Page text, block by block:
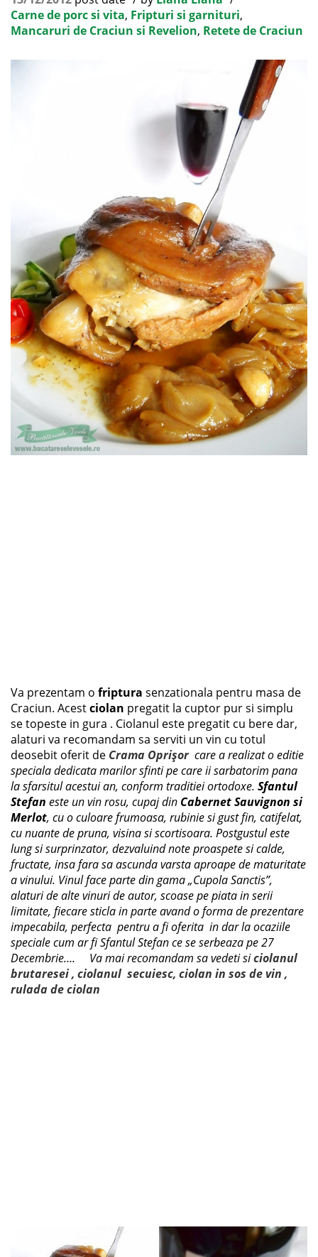
Carne de porc si vita, Fripturi si garnituri,
Mancaruri de Craciun si Revelion, Retete de Craciun
Va prezentam o friptura senzationala pentru masa de
Craciun. Acestciolan pregatit la cuptor pur si simplu
se topeste in gura . Ciolanul este pregatit cu bere dar,
alaturi va recomandam sa serviti un vin cu totul
deosebit oferit de Crama Oprișorcare a realizat o editie
speciala dedicata marilor sfinti pe care ii sarbatorim pana
la sfarsitul acestui an, conform traditiei ortodoxe. Sfantul
Stefan este un vin rosu, cupaj din Cabernet Sauvignon si
Merlot, cu o culoare frumoasa, rubinie si gust fin, catifelat,
cu nuante de pruna, visina si scortisoara. Postgustul este
lung si surprinzator, dezvaluind note proaspete si calde,
fructate, insa fara sa ascunda varsta aproape de maturitate
a vinului. Vinul face parte din gama „Cupola Sanctis”,
alaturi de alte vinuri de autor, scoase pe piata in serii
limitate, fiecare sticla in parte avand o forma de prezentare
impecabila, perfecta pentru a fi oferita in dar la ocaziile
speciale cum ar fi Sfantul Stefan ce se serbeaza pe 27
Decembrie…. Va mai recomandam sa vedeti siciolanul
brutaresei, ciolanul secuiesc, ciolan in sos de vin ,
rulada de ciolan